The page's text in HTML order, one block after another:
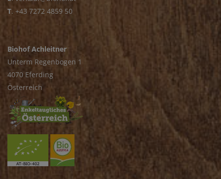
T. +43 7272 4859 50
Biohof Achleitner
Unterm Regenbogen 1
4070 Eferding
Österreich